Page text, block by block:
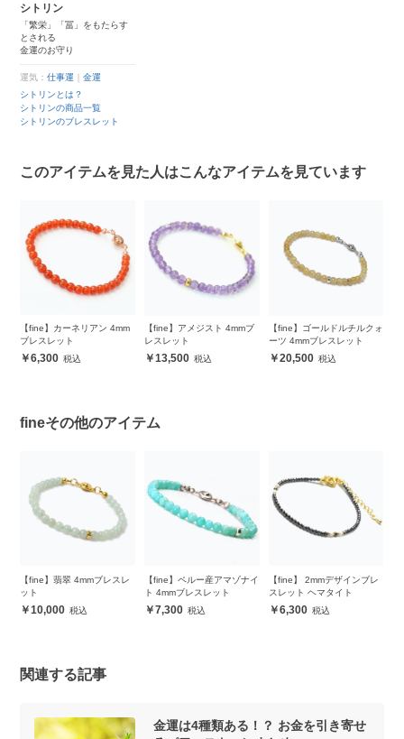
シトリン
「繁栄」「冨」をもたらす
とされる
金運のお守り
運気：仕事運 ｜金運
シトリンとは？
シトリンの商品一覧
シトリンのブレスレット
このアイテムを見た人はこんなアイテムを見ています
【fine】カーネリアン 4mm
ブレスレット
6,300
【fine】アメジスト 4mmブ
レスレット
13,500
【fine】ゴールドルチルクォ
ーツ 4mmブレスレット
20,500
fineその他のアイテム
【fine】翡翠 4mmブレスレ
ット
10,000
【fine】ペルー産アマゾナイ
ト 4mmブレスレット
7,300
【fine】 2mmデザインブレ
スレット ヘマタイト
6,300
関連する記事
金運は4種類ある！？ お金を引き寄せ